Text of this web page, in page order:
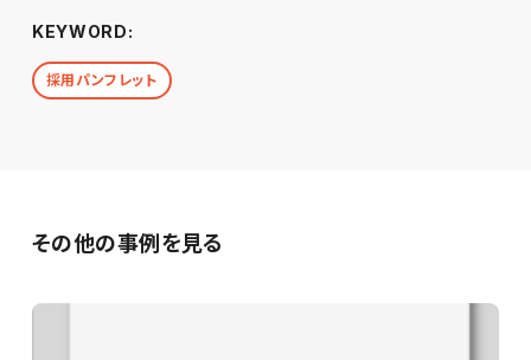
KEYWORD:
採用パンフレット
その他の事例を見る